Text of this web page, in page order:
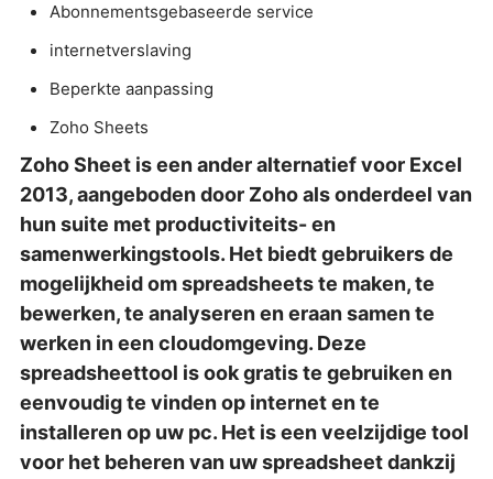
Abonnementsgebaseerde service
internetverslaving
Beperkte aanpassing
Zoho Sheets
Zoho Sheet is een ander alternatief voor Excel
2013, aangeboden door Zoho als onderdeel van
hun suite met productiviteits- en
samenwerkingstools. Het biedt gebruikers de
mogelijkheid om spreadsheets te maken, te
bewerken, te analyseren en eraan samen te
werken in een cloudomgeving. Deze
spreadsheettool is ook gratis te gebruiken en
eenvoudig te vinden op internet en te
installeren op uw pc. Het is een veelzijdige tool
voor het beheren van uw spreadsheet dankzij